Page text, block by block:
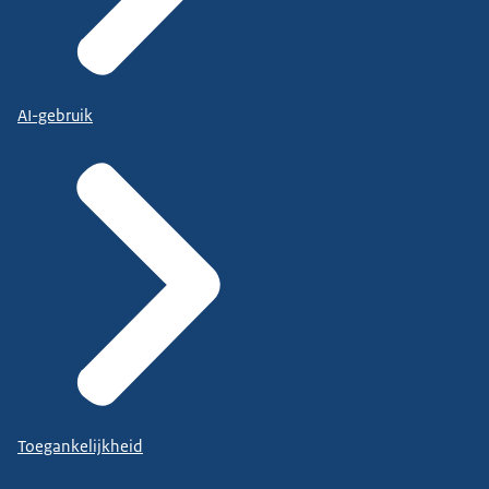
AI-gebruik
Toegankelijkheid